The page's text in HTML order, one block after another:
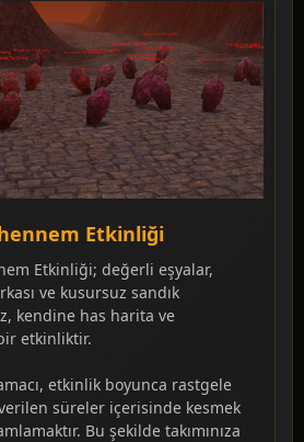
Etkinliği
Etkinliği; değerli eşyalar,
ve kusursuz sandık
kendine has harita ve
etkinliktir.
etkinlik boyunca rastgele
süreler içerisinde kesmek
Bu şekilde takımınıza